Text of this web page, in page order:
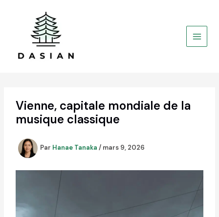
Vienne, capitale mondiale de la
musique classique
Par Hanae Tanaka / mars 9, 2026